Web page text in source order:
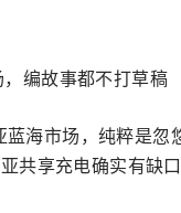
编故事都不打草稿
海市场，纯粹是
共享充电确实有缺